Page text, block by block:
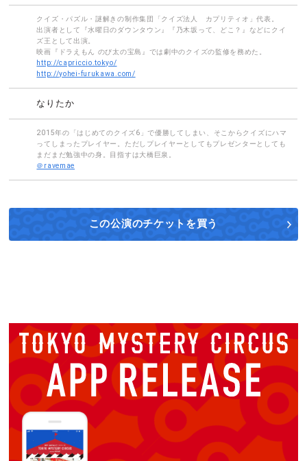
クイズ・パズル・謎解きの制作集団「クイズ法人 カプリティオ」代表。
出演者として『水曜日のダウンタウン』『乃木坂って、どこ？』などにクイ
ズ王として出演。
映画『ドラえもん のび太の宝島』では劇中のクイズの監修を務めた。
http://capriccio.tokyo/
http://yohei-furukawa.com/
なりたか
2015年の「はじめてのクイズ6」で優勝してしまい、そこからクイズにハマ
ってしまったプレイヤー。ただしプレイヤーとしてもプレゼンターとしても
まだまだ勉強中の身。目指すは大橋巨泉。
＠ravemae
この公演のチケットを買う